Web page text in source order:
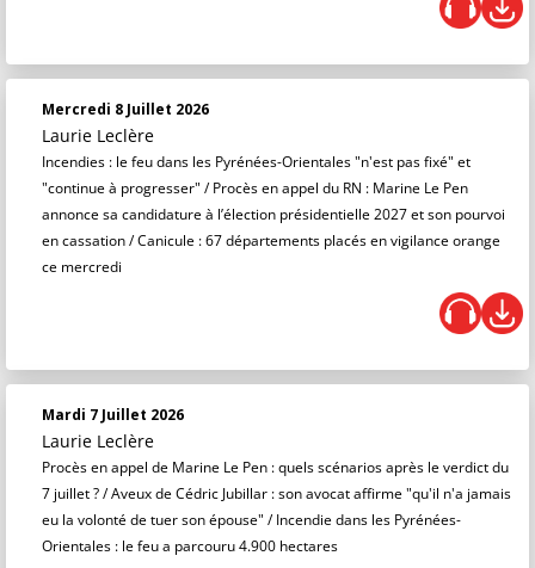
Mercredi 8 Juillet 2026
Laurie Leclère
Incendies : le feu dans les Pyrénées-Orientales "n'est pas fixé" et
"continue à progresser" / Procès en appel du RN : Marine Le Pen
annonce sa candidature à l’élection présidentielle 2027 et son pourvoi
en cassation / Canicule : 67 départements placés en vigilance orange
ce mercredi
Mardi 7 Juillet 2026
Laurie Leclère
Procès en appel de Marine Le Pen : quels scénarios après le verdict du
7 juillet ? / Aveux de Cédric Jubillar : son avocat affirme "qu'il n'a jamais
eu la volonté de tuer son épouse" / Incendie dans les Pyrénées-
Orientales : le feu a parcouru 4.900 hectares